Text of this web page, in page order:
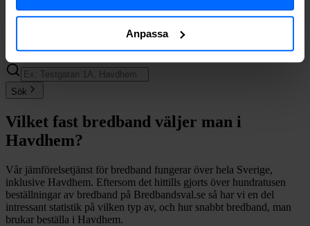
Anpassa
Om du vill se exakt vilka internetleverantörer som erbjuder
Havdhempå Bredbandsval.se
Sök
Vilket fast bredband väljer man i
Havdhem?
Vår jämförelsetjänst för bredband fungerar över hela Sverige,
inklusive Havdhem. Eftersom det hittills gjorts över hundratusen
beställningar av bredband på Bredbandsval.se så har vi en del
intressant statistik på vilken typ av, och hur snabbt bredband, man
brukar beställa i Havdhem.